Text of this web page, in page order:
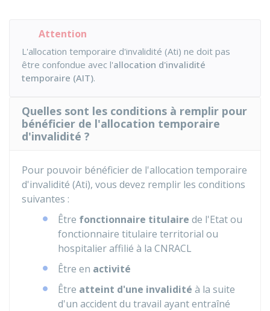
Attention
L'allocation temporaire d'invalidité (Ati) ne doit pas
être confondue avec l'allocation d'invalidité
temporaire (AIT).
Quelles sont les conditions à remplir pour
bénéficier de l'allocation temporaire
d'invalidité ?
Pour pouvoir bénéficier de l'allocation temporaire
d'invalidité (Ati), vous devez remplir les conditions
suivantes :
Être fonctionnaire titulaire de l'Etat ou
fonctionnaire titulaire territorial ou
hospitalier affilié à la CNRACL
Être en activité
Être atteint d'une invalidité à la suite
d'un accident du travail ayant entraîné